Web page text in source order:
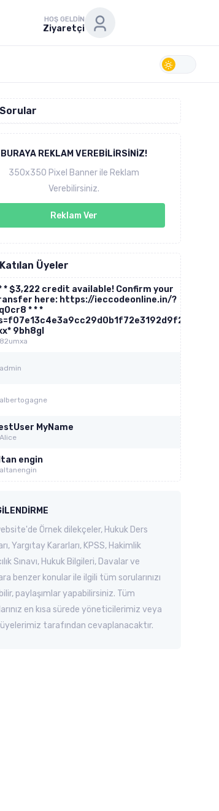
HOŞ GELDIN
Ziyaretçi
BURAYA REKLAM VEREBILIRSINIZ!
350x350 Pixel Banner ile Reklam
Verebilirsiniz.
Reklam Ver
Üyeler
* $3,222 credit available! Confirm your
here: https://ieccodeonline.in/?
* * *
9bh8gl
MyName
engin
Örnek dilekçeler, Hukuk Ders
Yargıtay Kararları, KPSS, Hakimlik
Sınavı, Hukuk Bilgileri, Davalar ve
benzer konular ile ilgili tüm sorularınızı
paylaşımlar yapabilirsiniz. Tüm
en kısa sürede yöneticilerimiz veya
tarafından cevaplanacaktır.